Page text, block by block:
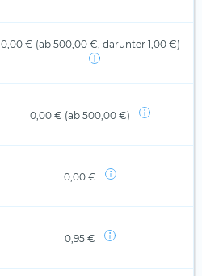
0,00 € (ab 500,00 €, darunter 1,00 €)
0,00 € (ab 500,00 €)
0,00 €
0,95 €